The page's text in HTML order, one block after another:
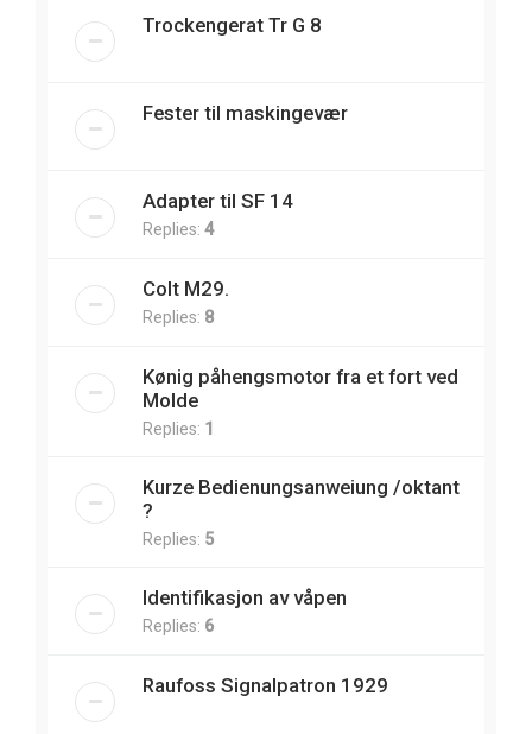
Trockengerat Tr G 8
Fester til maskingevær
Adapter til SF 14
Replies: 4
Colt M29.
Replies: 8
Kønig påhengsmotor fra et fort ved
Molde
Replies: 1
Kurze Bedienungsanweiung /oktant
?
Replies: 5
Identifikasjon av våpen
Replies: 6
Raufoss Signalpatron 1929